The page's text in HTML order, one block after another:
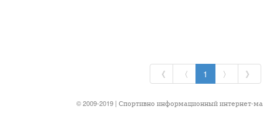
《 〈 1 〉 》
© 2009-2019 | Спортивно информационный интернет-